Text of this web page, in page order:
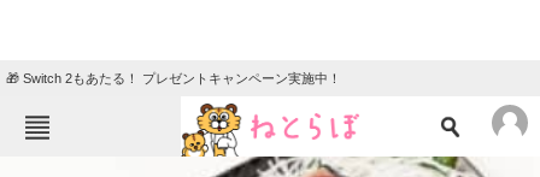
🎁 Switch 2もあたる！ プレゼントキャンペーン実施中！